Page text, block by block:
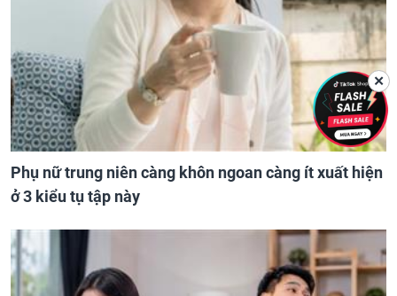
Phụ nữ trung niên càng khôn ngoan càng ít xuất hiện
ở 3 kiểu tụ tập này
✕